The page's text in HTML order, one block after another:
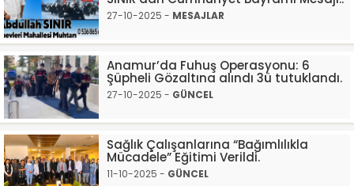
27-10-2025 - MESAJLAR
Anamur’da Fuhuş Operasyonu: 6
Şüpheli Gözaltına alındı 3ü tutuklandı.
27-10-2025 - GÜNCEL
Sağlık Çalışanlarına “Bağımlılıkla
Mücadele” Eğitimi Verildi.
11-10-2025 - GÜNCEL